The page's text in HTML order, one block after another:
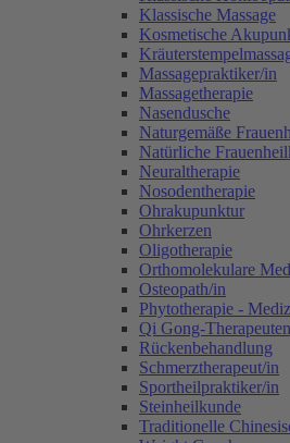
Klassische Massage
Kosmetische
Massagepraktiker/in
Massagetherapie
Nasendusche
Naturgemäße
Natürliche
Neuraltherapie
Nosodentherapie
Ohrakupunktur
Ohrkerzen
Oligotherapie
Orthomolekulare
Osteopath/in
Phytotherapie -
Qi Gong-
Rückenbehandlung
Schmerztherapeut/in
Sportheilpraktiker/in
Steinheilkunde
Traditionelle